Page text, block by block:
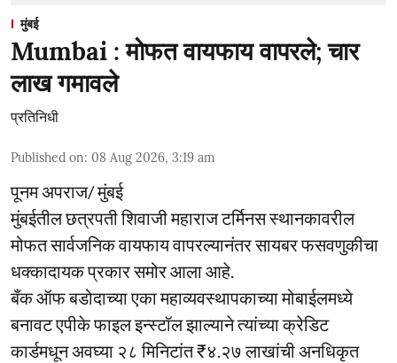
मुंबई
Mumbai : मोफत वायफाय वापरले; चार
लाख गमावले
प्रतिनिधी
Published on: 08 Aug 2026, 3:19 am
पूनम अपराज/ मुंबई
मुंबईतील छत्रपती शिवाजी महाराज टर्मिनस स्थानकावरील
मोफत सार्वजनिक वायफाय वापरल्यानंतर सायबर फसवणुकीचा
धक्कादायक प्रकार समोर आला आहे.
बँक ऑफ बडोदाच्या एका महाव्यवस्थापकाच्या मोबाईलमध्ये
बनावट एपीके फाइल इन्स्टॉल झाल्याने त्यांच्या क्रेडिट
कार्डमधून अवघ्या २८ मिनिटांत ₹४.२७ लाखांची अनधिकृत